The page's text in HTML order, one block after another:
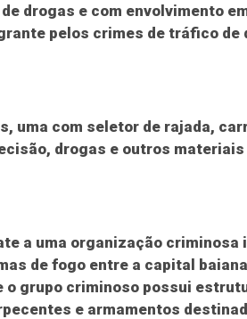
drogas e com envolvimento
pelos crimes de tráfico de
uma com seletor de rajada,
drogas e outros
a uma organização
de fogo entre a capital
o grupo criminoso possui
e armamentos